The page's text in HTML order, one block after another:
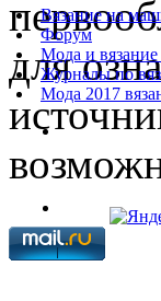
Вязание на
Форум
Мода и
Журналы по
Мода 2017
для